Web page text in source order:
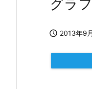
グラ
 2013年9